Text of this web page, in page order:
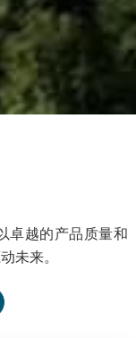
卓越的产品质量和
未来。